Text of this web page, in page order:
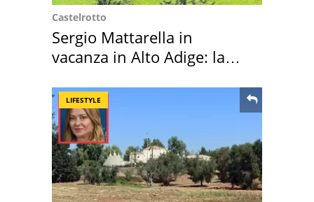
Castelrotto
Sergio Mattarella in
vacanza in Alto Adige: la
LIFESTYLE